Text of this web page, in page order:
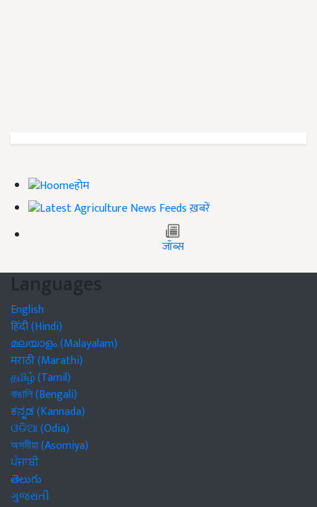
होम
ख़बरें
जॉब्स
Languages
English
हिंदी (Hindi)
മലയാളം (Malayalam)
मराठी (Marathi)
தமிழ் (Tamil)
বাঙালি (Bengali)
ಕನ್ನಡ (Kannada)
ଓଡିଆ (Odia)
অসমীয়া (Asomiya)
ਪੰਜਾਬੀ
తెలుగు
ગુજરાતી